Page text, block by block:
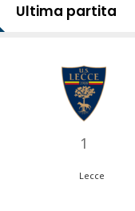
Ultima partita
1
Lecce